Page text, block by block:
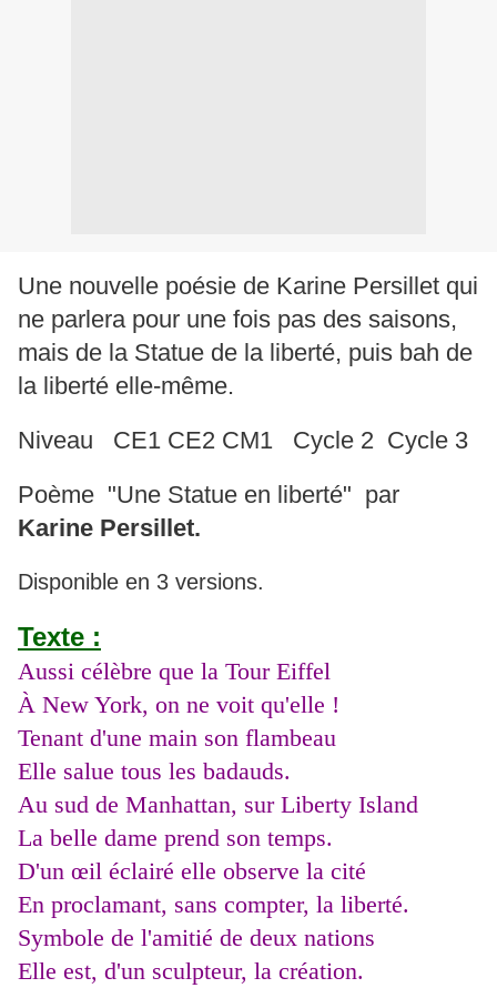
Une nouvelle poésie de Karine Persillet qui
ne parlera pour une fois pas des saisons,
mais de la Statue de la liberté, puis bah de
la liberté elle-même.
Niveau CE1 CE2 CM1 Cycle 2 Cycle 3
Poème "Une Statue en liberté" par
Karine Persillet.
Disponible en 3 versions.
Texte :
Aussi célèbre que la Tour Eiffel
À New York, on ne voit qu'elle !
Tenant d'une main son flambeau
Elle salue tous les badauds.
Au sud de Manhattan, sur Liberty Island
La belle dame prend son temps.
D'un œil éclairé elle observe la cité
En proclamant, sans compter, la liberté.
Symbole de l'amitié de deux nations
Elle est, d'un sculpteur, la création.